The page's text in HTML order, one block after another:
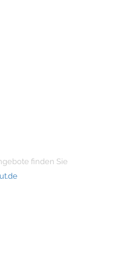
finden Sie